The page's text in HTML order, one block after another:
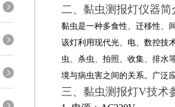
二、黏虫测报灯仪器简
黏虫是一种多食性、迁移性、
该灯利用现代光、电、数控技
虫、杀虫、拍照、收集、排水
境与病虫害之间的关系。广泛
三、黏虫测报灯V技术